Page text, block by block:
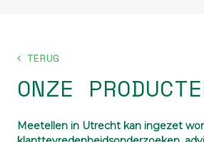
TERUG
ONZE
Meetellen in Utrecht kan ingezet